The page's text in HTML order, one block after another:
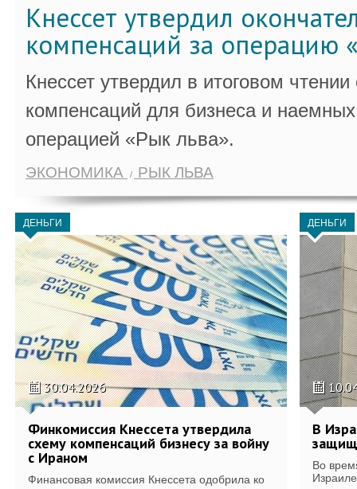
Кнессет утвердил
компенсаций за операцию
Кнессет утвердил в итоговом
компенсаций для бизнеса и
операцией «Рык льва».
ЭКОНОМИКА РЫК ЛЬВА
ДЕНЬГИ
30.04.2026
Финкомиссия Кнессета утвердила
схему компенсаций бизнесу за войну
с Ираном
Финансовая комиссия Кнессета одобрила ко
ДЕНЬГИ
В
Во